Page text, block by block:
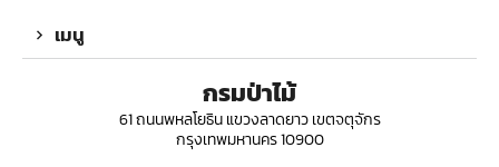
เมนู
กรมป่าไม้
61 ถนนพหลโยธิน แขวงลาดยาว เขตจตุจักร
กรุงเทพมหานคร 10900